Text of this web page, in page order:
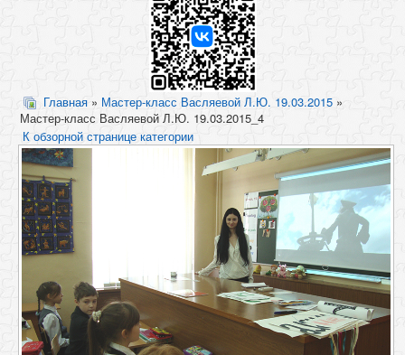
Главная » Мастер-класс Васляевой Л.Ю. 19.03.2015 »
Мастер-класс Васляевой Л.Ю. 19.03.2015_4
К обзорной странице категории